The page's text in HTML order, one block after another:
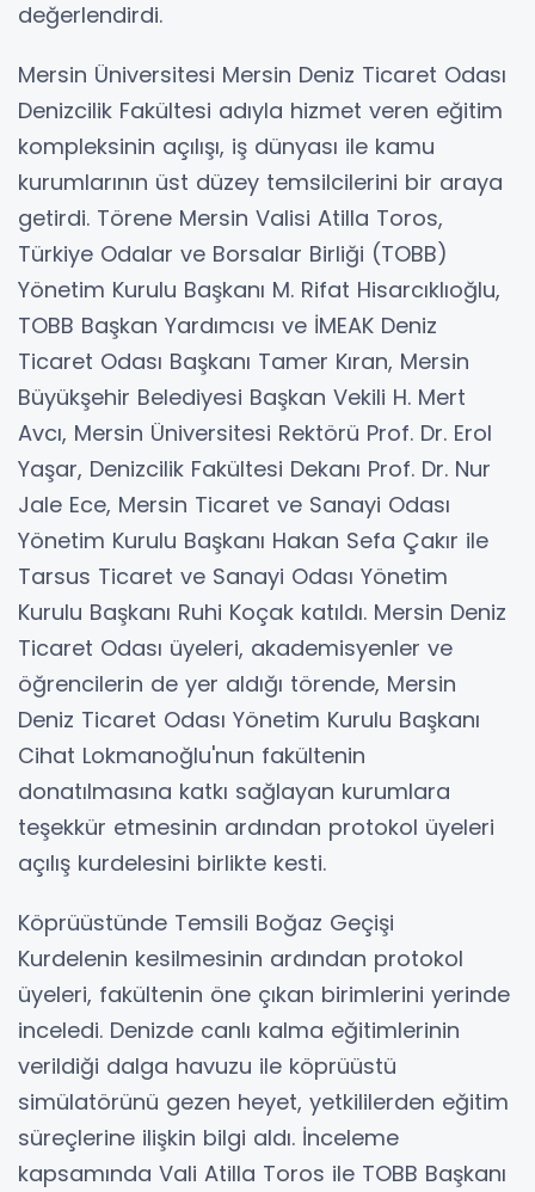
değerlendirdi.
Mersin Üniversitesi Mersin Deniz Ticaret Odası
Denizcilik Fakültesi adıyla hizmet veren eğitim
kompleksinin açılışı, iş dünyası ile kamu
kurumlarının üst düzey temsilcilerini bir araya
getirdi. Törene Mersin Valisi Atilla Toros,
Türkiye Odalar ve Borsalar Birliği (TOBB)
Yönetim Kurulu Başkanı M. Rifat Hisarcıklıoğlu,
TOBB Başkan Yardımcısı ve İMEAK Deniz
Ticaret Odası Başkanı Tamer Kıran, Mersin
Büyükşehir Belediyesi Başkan Vekili H. Mert
Avcı, Mersin Üniversitesi Rektörü Prof. Dr. Erol
Yaşar, Denizcilik Fakültesi Dekanı Prof. Dr. Nur
Jale Ece, Mersin Ticaret ve Sanayi Odası
Yönetim Kurulu Başkanı Hakan Sefa Çakır ile
Tarsus Ticaret ve Sanayi Odası Yönetim
Kurulu Başkanı Ruhi Koçak katıldı. Mersin Deniz
Ticaret Odası üyeleri, akademisyenler ve
öğrencilerin de yer aldığı törende, Mersin
Deniz Ticaret Odası Yönetim Kurulu Başkanı
Cihat Lokmanoğlu'nun fakültenin
donatılmasına katkı sağlayan kurumlara
teşekkür etmesinin ardından protokol üyeleri
açılış kurdelesini birlikte kesti.
Köprüüstünde Temsili Boğaz Geçişi
Kurdelenin kesilmesinin ardından protokol
üyeleri, fakültenin öne çıkan birimlerini yerinde
inceledi. Denizde canlı kalma eğitimlerinin
verildiği dalga havuzu ile köprüüstü
simülatörünü gezen heyet, yetkililerden eğitim
süreçlerine ilişkin bilgi aldı. İnceleme
kapsamında Vali Atilla Toros ile TOBB Başkanı